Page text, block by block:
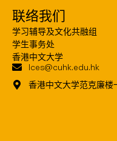
联络我们
学习辅导及文化共融组
学生事务处
香港中文大学
lces@cuhk.edu.hk
香港中文大学范克廉楼